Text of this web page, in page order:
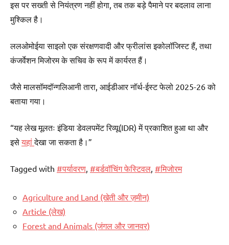
इस पर सख्ती से नियंत्रण नहीं होगा, तब तक बड़े पैमाने पर बदलाव लाना
मुश्किल है।
ललओमोईया साइलो एक संरक्षणवादी और फ्रीलांस इकोलॉजिस्ट हैं, तथा
कंजर्वेशन मिजोरम के सचिव के रूप में कार्यरत हैं।
जैसे मालसॉमदॉन्गलिआनी तारा, आईडीआर नॉर्थ-ईस्ट फेलो 2025-26 को
बताया गया।
“यह लेख मूलतः इंडिया डेवलपमेंट रिव्यू(IDR) में प्रकाशित हुआ था और
इसे यहांदेखा जा सकता है।”
Tagged with #पर्यावरण #बर्डवॉचिंग फेस्टिवल #मिजोरम
Agriculture and Land (खेती और ज़मीन)
Article (लेख)
Forest and Animals (जंगल और जानवर)